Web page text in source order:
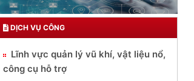
DỊCH VỤ CÔNG
Lĩnh vực quản lý vũ khí, vật liệu nổ,
công cụ hỗ trợ